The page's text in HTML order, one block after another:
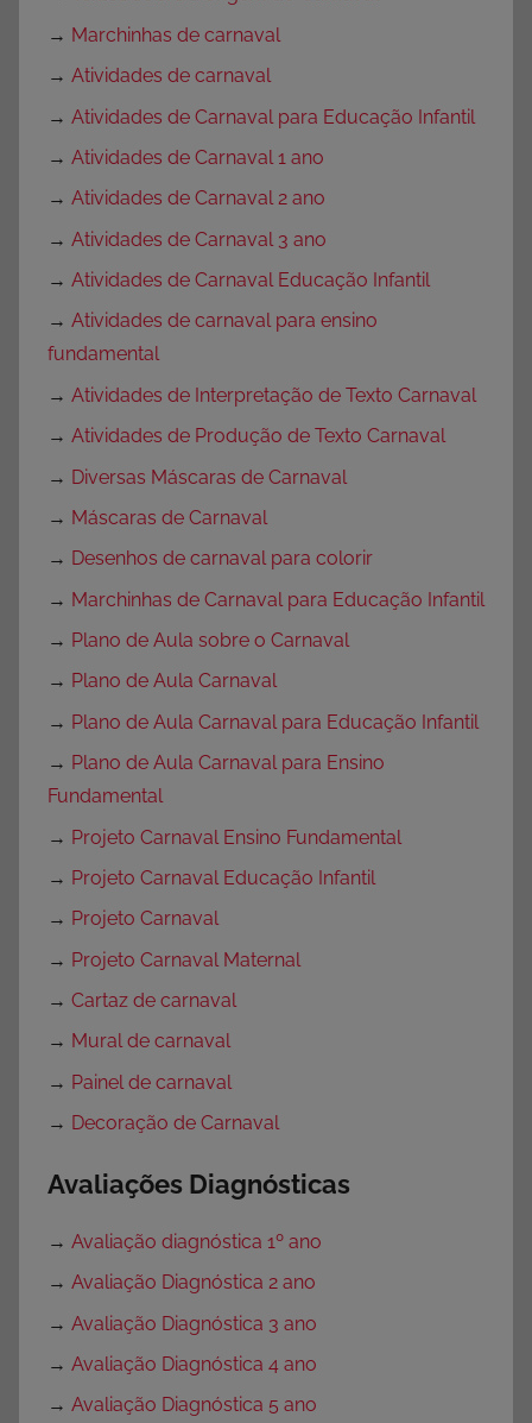
→ Marchinhas de carnaval
→ Atividades de carnaval
→ Atividades de Carnaval para Educação Infantil
→ Atividades de Carnaval 1 ano
→ Atividades de Carnaval 2 ano
→ Atividades de Carnaval 3 ano
→ Atividades de Carnaval Educação Infantil
→ Atividades de carnaval para ensino
fundamental
→ Atividades de Interpretação de Texto Carnaval
→ Atividades de Produção de Texto Carnaval
→ Diversas Máscaras de Carnaval
→ Máscaras de Carnaval
→ Desenhos de carnaval para colorir
→ Marchinhas de Carnaval para Educação Infantil
→ Plano de Aula sobre o Carnaval
→ Plano de Aula Carnaval
→ Plano de Aula Carnaval para Educação Infantil
→ Plano de Aula Carnaval para Ensino
Fundamental
→ Projeto Carnaval Ensino Fundamental
→ Projeto Carnaval Educação Infantil
→ Projeto Carnaval
→ Projeto Carnaval Maternal
→ Cartaz de carnaval
→ Mural de carnaval
→ Painel de carnaval
→ Decoração de Carnaval
Avaliações Diagnósticas
→ Avaliação diagnóstica 1º ano
→ Avaliação Diagnóstica 2 ano
→ Avaliação Diagnóstica 3 ano
→ Avaliação Diagnóstica 4 ano
→ Avaliação Diagnóstica 5 ano